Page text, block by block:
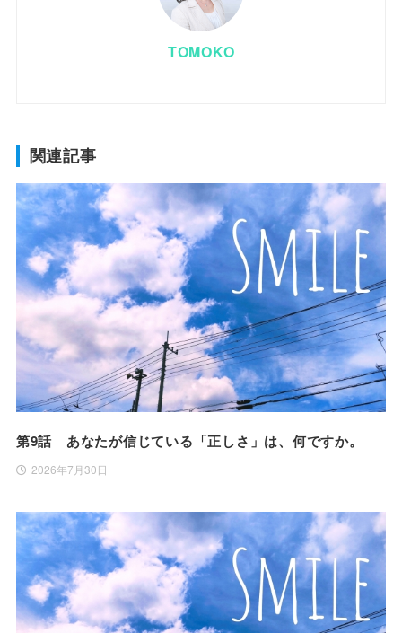
TOMOKO
関連記事
第9話 あなたが信じている「正しさ」は、何ですか。
2026年7月30日